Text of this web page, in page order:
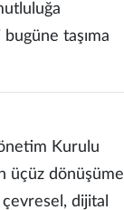
taşıma
Kurulu
üçüz dönüşüme
dijital